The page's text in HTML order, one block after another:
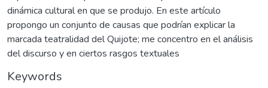
dinámica cultural en que se produjo. En este artículo
propongo un conjunto de causas que podrían explicar la
marcada teatralidad del Quijote; me concentro en el análisis
del discurso y en ciertos rasgos textuales
Keywords